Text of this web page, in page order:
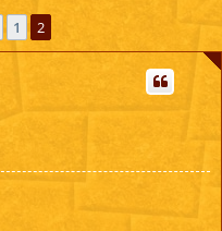
Précédente
1 2